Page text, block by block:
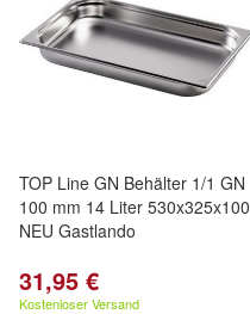
TOP Line GN Behälter 1/1 GN
100 mm 14 Liter 530x325x100
NEU Gastlando
31,95 €
Kostenloser Versand